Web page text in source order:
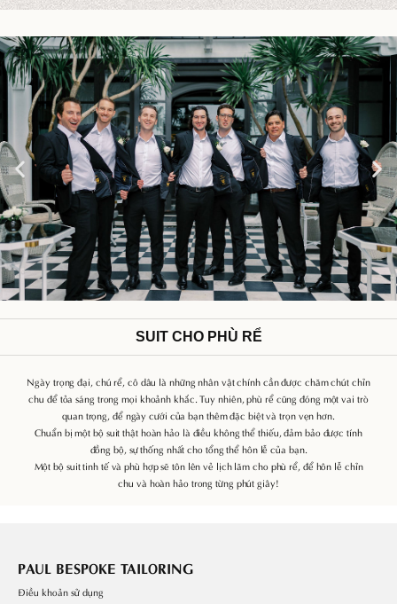
Previous
SUIT CHO PHÙ RỂ
Ngày trọng đại, chú rể, cô dâu là những nhân vật chính cần được chăm chút chỉn
chu để tỏa sáng trong mọi khoảnh khắc. Tuy nhiên, phù rể cũng đóng một vai trò
quan trọng, để ngày cưới của bạn thêm đặc biệt và trọn vẹn hơn.
Chuẩn bị một bộ suit thật hoàn hảo là điều không thể thiếu, đảm bảo được tính
đồng bộ, sự thống nhất cho tổng thể hôn lễ của bạn.
Một bộ suit tinh tế và phù hợp sẽ tôn lên vẻ lịch lãm cho phù rể, để hôn lễ chỉn
chu và hoàn hảo trong từng phút giây!
PAUL BESPOKE TAILORING
Điều khoản sử dụng